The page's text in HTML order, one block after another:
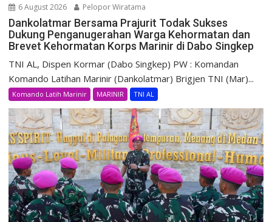
6 August 2026 Pelopor Wiratama
Dankolatmar Bersama Prajurit Todak Sukses
Dukung Penganugerahan Warga Kehormatan dan
Brevet Kehormatan Korps Marinir di Dabo Singkep
TNI AL, Dispen Kormar (Dabo Singkep) PW : Komandan
Komando Latihan Marinir (Dankolatmar) Brigjen TNI (Mar)...
Komando Latih Marinir MARINIR TNI AL